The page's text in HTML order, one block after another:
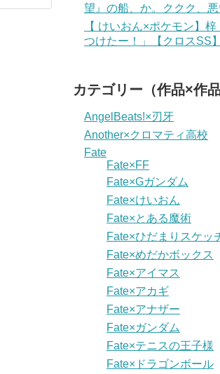
望』の船、か。ククク、悪
【 けいおん×ポケモン】
つけたー！」【クロスSS】
カテゴリー（作品×作品
AngelBeats!×刃牙
Another×クロマティ高校
Fate
Fate×FF
Fate×Gガンダム
Fate×けいおん
Fate×とある魔術
Fate×ひだまりスケッ
Fate×めだかボックス
Fate×アイマス
Fate×アカギ
Fate×アナザー
Fate×ガンダム
Fate×テニスの王子様
Fate×ドラゴンボール